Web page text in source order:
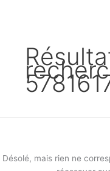
Désolé, mais rien ne